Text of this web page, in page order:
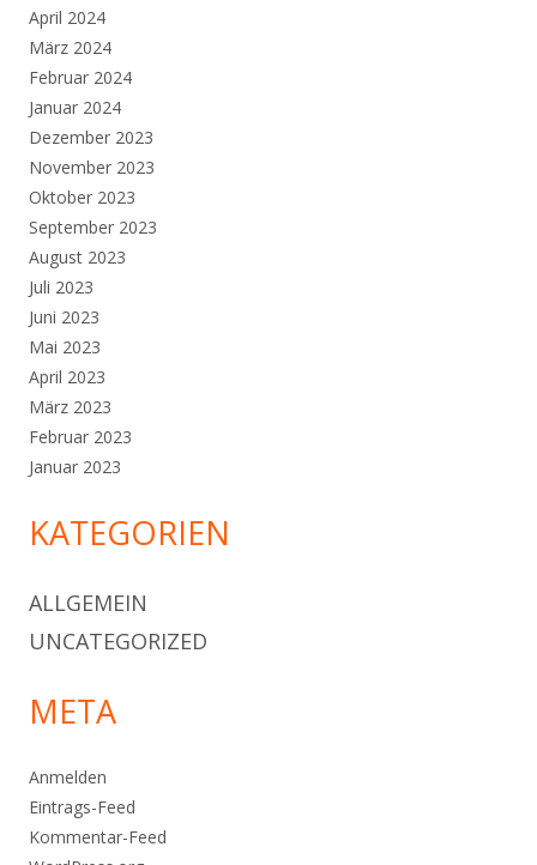
April 2024
März 2024
Februar 2024
Januar 2024
Dezember 2023
November 2023
Oktober 2023
September 2023
August 2023
Juli 2023
Juni 2023
Mai 2023
April 2023
März 2023
Februar 2023
Januar 2023
KATEGORIEN
ALLGEMEIN
UNCATEGORIZED
META
Anmelden
Eintrags-Feed
Kommentar-Feed